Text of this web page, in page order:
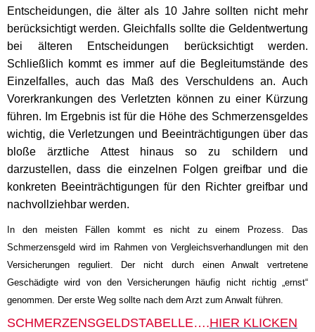
Entscheidungen, die älter als 10 Jahre sollten nicht mehr
berücksichtigt werden. Gleichfalls sollte die Geldentwertung
bei älteren Entscheidungen berücksichtigt werden.
Schließlich kommt es immer auf die Begleitumstände des
Einzelfalles, auch das Maß des Verschuldens an. Auch
Vorerkrankungen des Verletzten können zu einer Kürzung
führen. Im Ergebnis ist für die Höhe des Schmerzensgeldes
wichtig, die Verletzungen und Beeinträchtigungen über das
bloße ärztliche Attest hinaus so zu schildern und
darzustellen, dass die einzelnen Folgen greifbar und die
konkreten Beeinträchtigungen für den Richter greifbar und
nachvollziehbar werden.
In den meisten Fällen kommt es nicht zu einem Prozess. Das
Schmerzensgeld wird im Rahmen von Vergleichsverhandlungen mit den
Versicherungen reguliert. Der nicht durch einen Anwalt vertretene
Geschädigte wird von den Versicherungen häufig nicht richtig „ernst“
genommen. Der erste Weg sollte nach dem Arzt zum Anwalt führen.
SCHMERZENSGELDSTABELLE….HIER KLICKEN